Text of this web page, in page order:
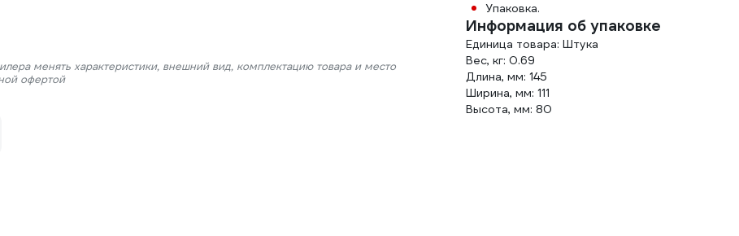
менять характеристики, внешний вид, комплектацию товара и место
офертой
Упаковка.
Информация об упаковке
Единица товара: Штука
Вес, кг: 0.69
Длина, мм: 145
Ширина, мм: 111
Высота, мм: 80